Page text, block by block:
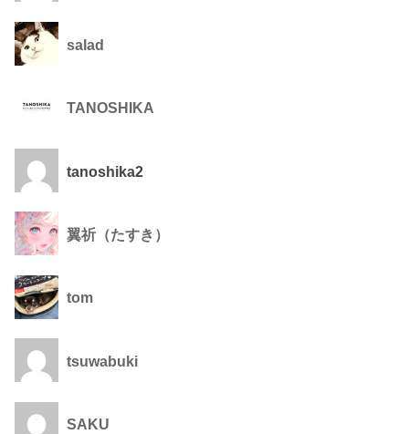
salad
TANOSHIKA
tanoshika2
翼祈（たすき）
tom
tsuwabuki
SAKU